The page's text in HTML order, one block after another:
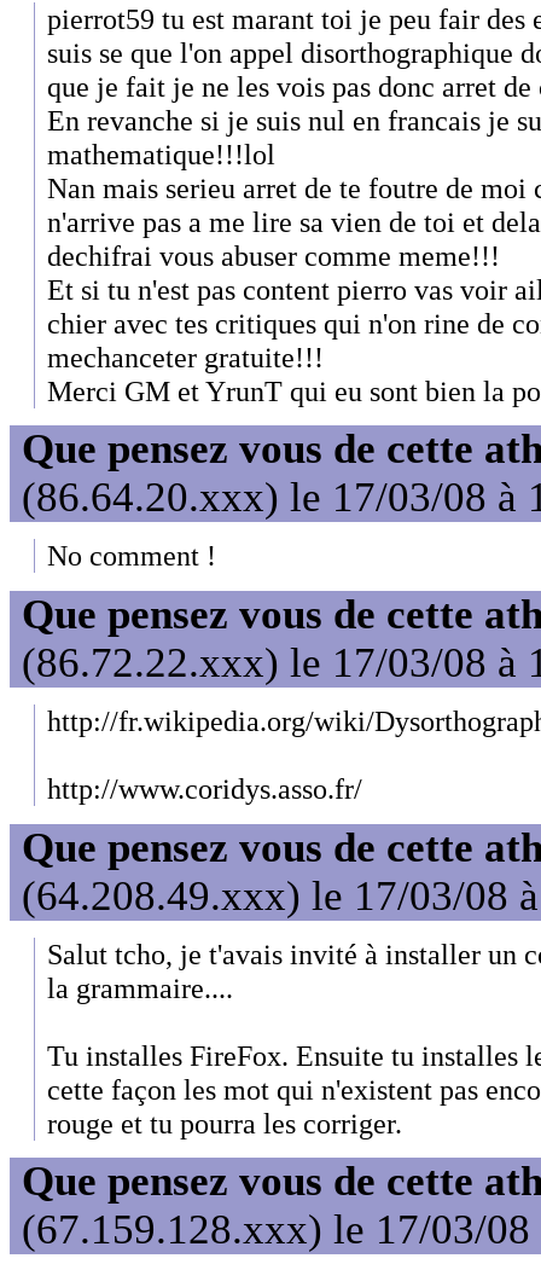
pierrot59 tu est marant toi je peu fair des
suis se que l'on appel disorthographique
que je fait je ne les vois pas donc arret
En revanche si je suis nul en francais je
mathematique!!!lol
Nan mais serieu arret de te foutre de moi
n'arrive pas a me lire sa vien de toi et
dechifrai vous abuser comme meme!!!
Et si tu n'est pas content pierro vas voir
chier avec tes critiques qui n'on rine de
mechanceter gratuite!!!
Merci GM et YrunT qui eu sont bien la
Que pensez vous de cette
(86.64.20.xxx) le 17/03/08 à
No comment !
Que pensez vous de cette
(86.72.22.xxx) le 17/03/08 à
http://fr.wikipedia.org/wiki/
http://www.coridys.asso.fr/
Que pensez vous de cette
(64.208.49.xxx) le 17/03/08
Salut tcho, je t'avais invité à installer un
la grammaire....
Tu installes FireFox. Ensuite tu installes
cette façon les mot qui n'existent pas
rouge et tu pourra les corriger.
Que pensez vous de cette
(67.159.128.xxx) le 17/03/08